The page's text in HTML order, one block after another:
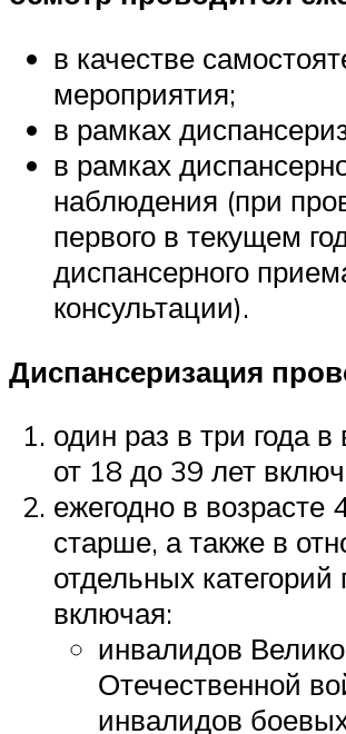
в качестве
мероприятия;
в рамках
в рамках
наблюдения (при
первого в текущем
диспансерного
консультации).
Диспансеризация
один раз в три года в
от 18 до 39 лет
ежегодно в возрасте
старше, а также в
отдельных категорий
включая:
инвалидов
Отечественной
инвалидов